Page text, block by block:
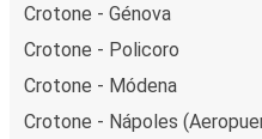
Crotone - Génova
Crotone - Policoro
Crotone - Módena
Crotone - Nápoles